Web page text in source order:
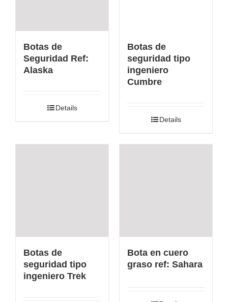
Botas de
Seguridad Ref:
Alaska
Details
Botas de
seguridad tipo
ingeniero
Cumbre
Details
Botas de
seguridad tipo
ingeniero Trek
Bota en cuero
graso ref: Sahara